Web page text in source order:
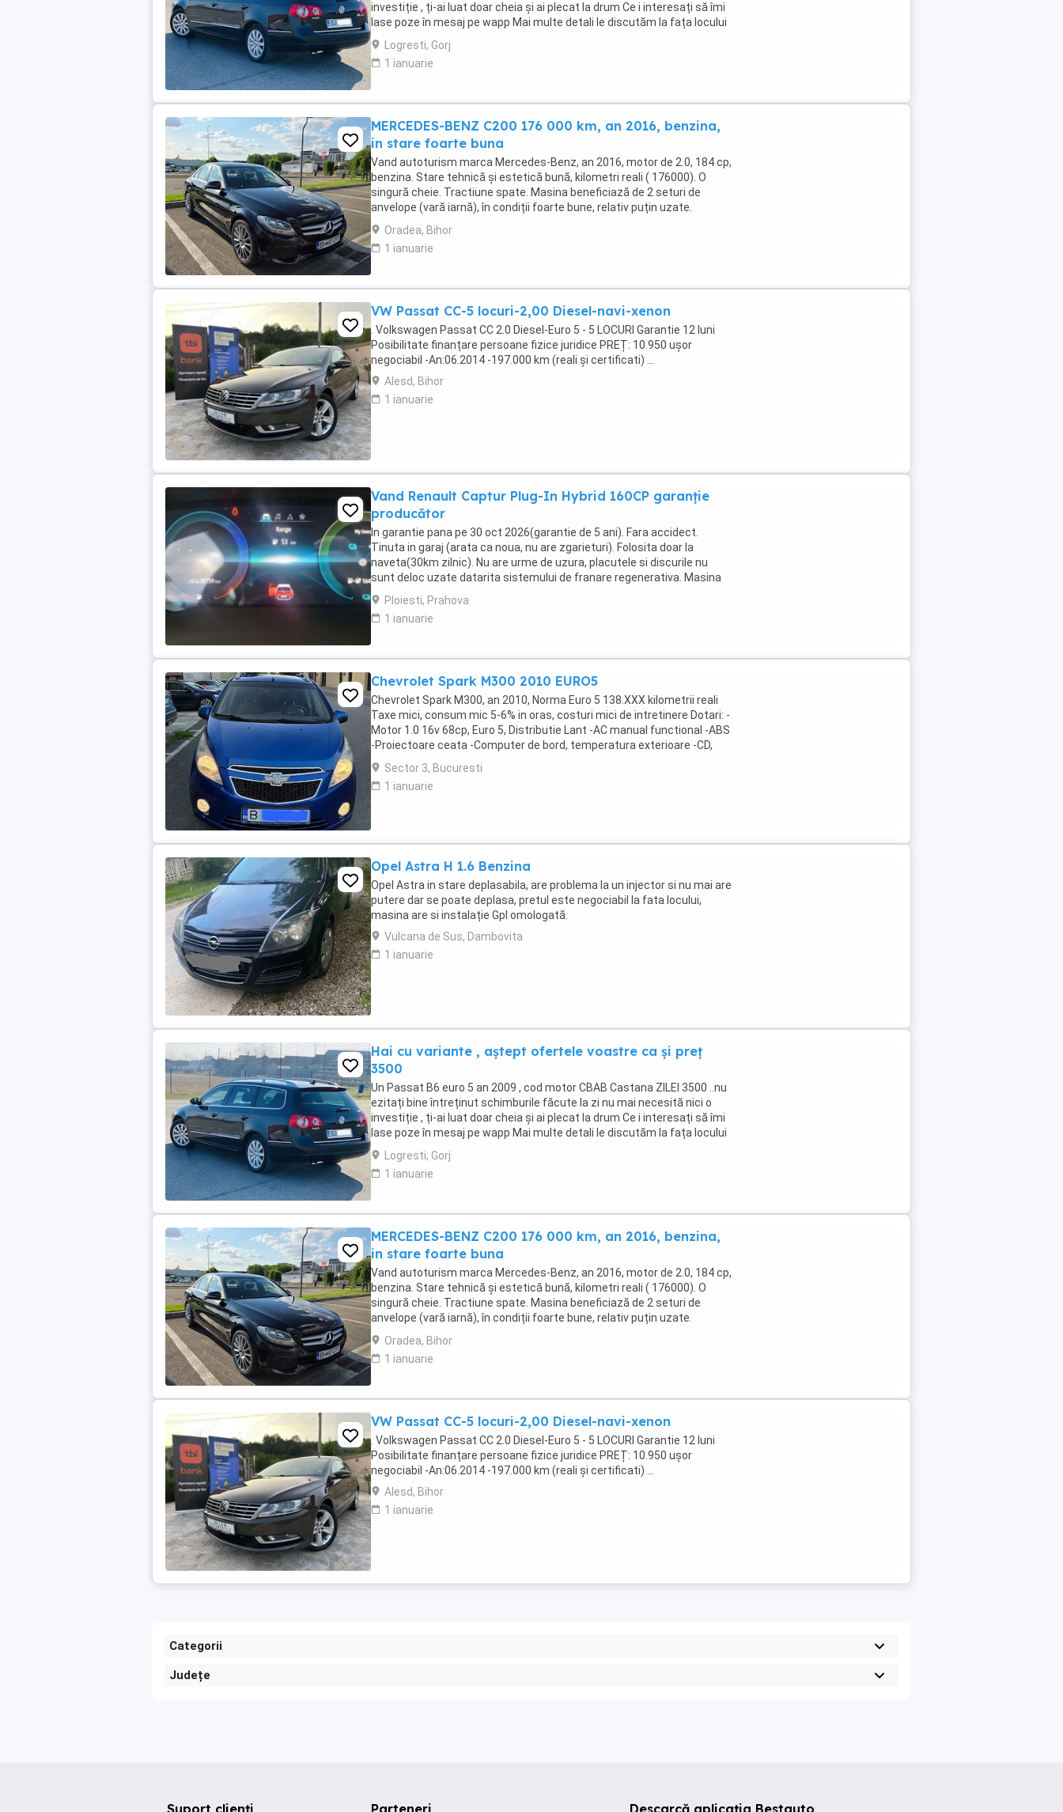
investiție , ți-ai luat doar cheia și ai plecat la drum Ce i interesați să îmi
lase poze în mesaj pe wapp Mai multe detali le discutăm la fața locului
...
Logresti, Gorj
1 ianuarie
MERCEDES-BENZ C200 176 000 km, an 2016, benzina,
in stare foarte buna
Vand autoturism marca Mercedes-Benz, an 2016, motor de 2.0, 184 cp,
benzina. Stare tehnică și estetică bună, kilometri reali ( 176000). O
singură cheie. Tractiune spate. Masina beneficiază de 2 seturi de
anvelope (vară iarnă), în condiții foarte bune, relativ puțin uzate.
Schimburile de ulei și întreținerea ...
Oradea, Bihor
1 ianuarie
VW Passat CC-5 locuri-2,00 Diesel-navi-xenon
. Volkswagen Passat CC 2.0 Diesel-Euro 5 - 5 LOCURI Garantie 12 luni
Posibilitate finanțare persoane fizice juridice PREȚ: 10.950 ușor
negociabil -An:06.2014 -197.000 km (reali și certificati) ...
Alesd, Bihor
1 ianuarie
Vand Renault Captur Plug-In Hybrid 160CP garanție
producător
In garantie pana pe 30 oct 2026(garantie de 5 ani). Fara accidect.
Tinuta in garaj (arata ca noua, nu are zgarieturi). Folosita doar la
naveta(30km zilnic). Nu are urme de uzura, placutele si discurile nu
sunt deloc uzate datarita sistemului de franare regenerativa. Masina
are foarte multe dotari suplimentare ...
Ploiesti, Prahova
1 ianuarie
Chevrolet Spark M300 2010 EURO5
Chevrolet Spark M300, an 2010, Norma Euro 5 138.XXX kilometrii reali
Taxe mici, consum mic 5-6% in oras, costuri mici de intretinere Dotari: -
Motor 1.0 16v 68cp, Euro 5, Distributie Lant -AC manual functional -ABS
-Proiectoare ceata -Computer de bord, temperatura exterioare -CD,
USB, comenzi pe volan -Oglinzi ...
Sector 3, Bucuresti
1 ianuarie
Opel Astra H 1.6 Benzina
Opel Astra in stare deplasabila, are problema la un injector si nu mai are
putere dar se poate deplasa, pretul este negociabil la fata locului,
masina are si instalație Gpl omologată.
Vulcana de Sus, Dambovita
1 ianuarie
Hai cu variante , aștept ofertele voastre ca și preț
3500
Un Passat B6 euro 5 an 2009 , cod motor CBAB Castana ZILEI 3500 ..nu
ezitați bine întreținut schimburile făcute la zi nu mai necesită nici o
investiție , ți-ai luat doar cheia și ai plecat la drum Ce i interesați să îmi
lase poze în mesaj pe wapp Mai multe detali le discutăm la fața locului
...
Logresti, Gorj
1 ianuarie
MERCEDES-BENZ C200 176 000 km, an 2016, benzina,
in stare foarte buna
Vand autoturism marca Mercedes-Benz, an 2016, motor de 2.0, 184 cp,
benzina. Stare tehnică și estetică bună, kilometri reali ( 176000). O
singură cheie. Tractiune spate. Masina beneficiază de 2 seturi de
anvelope (vară iarnă), în condiții foarte bune, relativ puțin uzate.
Schimburile de ulei și întreținerea ...
Oradea, Bihor
1 ianuarie
VW Passat CC-5 locuri-2,00 Diesel-navi-xenon
. Volkswagen Passat CC 2.0 Diesel-Euro 5 - 5 LOCURI Garantie 12 luni
Posibilitate finanțare persoane fizice juridice PREȚ: 10.950 ușor
negociabil -An:06.2014 -197.000 km (reali și certificati) ...
Alesd, Bihor
1 ianuarie
Categorii
Județe
Descarcă aplicația Bestauto
Suport clienți Parteneri